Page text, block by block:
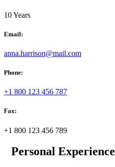
10 Years
Email:
anna.harrison@mail.com
Phone:
+1 800 123 456 787
Fax:
+1 800 123 456 789
Personal Experience